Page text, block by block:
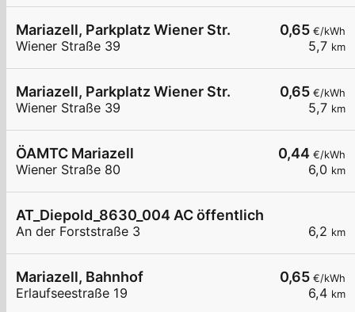
0,65 €/kWh
5,7 km
Mariazell, Parkplatz Wiener Str.
Wiener Straße 39
0,65 €/kWh
5,7 km
Mariazell, Parkplatz Wiener Str.
Wiener Straße 39
0,44 €/kWh
6,0 km
ÖAMTC Mariazell
Wiener Straße 80
6,2 km
AT_Diepold_8630_004 AC öffentlich
An der Forststraße 3
0,65 €/kWh
6,4 km
Mariazell, Bahnhof
Erlaufseestraße 19